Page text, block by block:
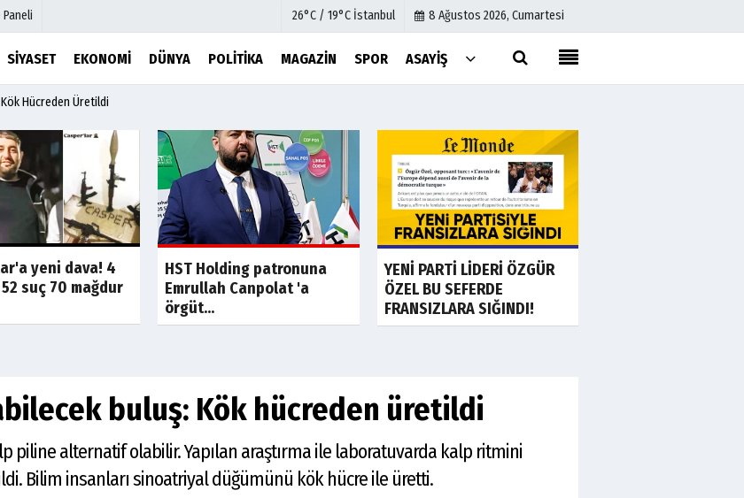
Paneli 26°C / 19°C İstanbul 8 Ağustos 2026, Cumartesi
SIYASET EKONOMI DÜNYA POLITIKA MAGAZIN SPOR ASAYIŞ
Video Galeri
Foto Galeri
Etkinlikler
İletişim
Çerez Politikası
Gizlilik İlkeleri
Hücreden Üretildi
Son Dakika
yeni dava! 4
suç 70 mağdur
Son Dakika
HST Holding patronuna
Emrullah Canpolat 'a
örgüt...
Son Dakika
YENİ PARTİ LİDERİ ÖZGÜR
ÖZEL BU SEFERDE
FRANSIZLARA SIĞINDI!
buluş: Kök hücreden üretildi
piline alternatif olabilir. Yapılan araştırma ile laboratuvarda kalp ritmini
Bilim insanları sinoatriyal düğümünü kök hücre ile üretti.